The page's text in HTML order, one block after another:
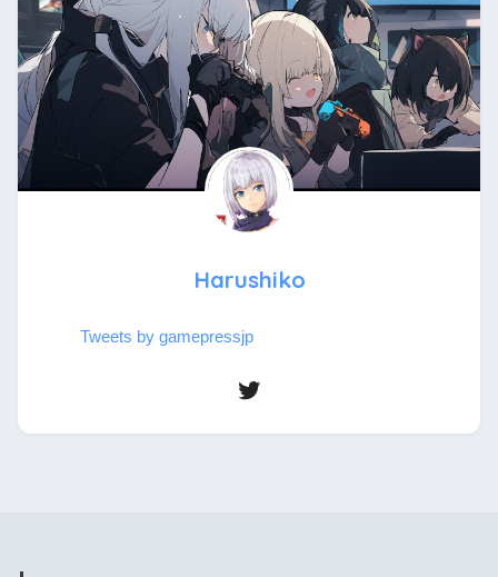
Harushiko
Tweets by gamepressjp